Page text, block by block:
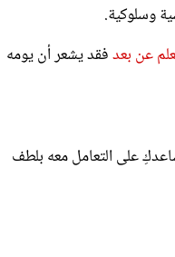
وسلوكية.
عن بعدفقد يشعر أن يومه
على التعامل معه بلطف